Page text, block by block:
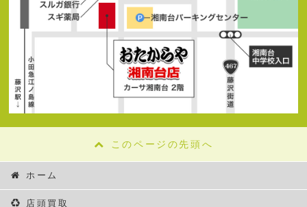
このページの先頭へ
ホーム
店頭買取